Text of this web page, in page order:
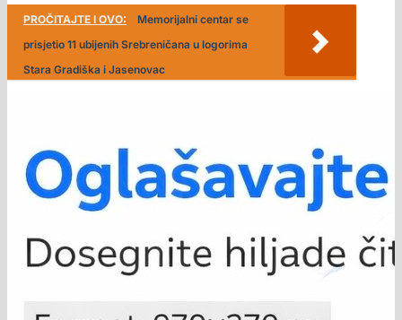
PROČITAJTE I OVO:
Memorijalni centar se
prisjetio 11 ubijenih Srebreničana u logorima
Stara Gradiška i Jasenovac